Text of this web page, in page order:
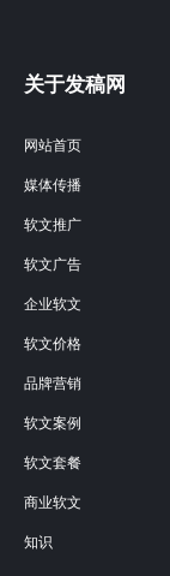
关于发稿网
网站首页
媒体传播
软文推广
软文广告
企业软文
软文价格
品牌营销
软文案例
软文套餐
商业软文
知识